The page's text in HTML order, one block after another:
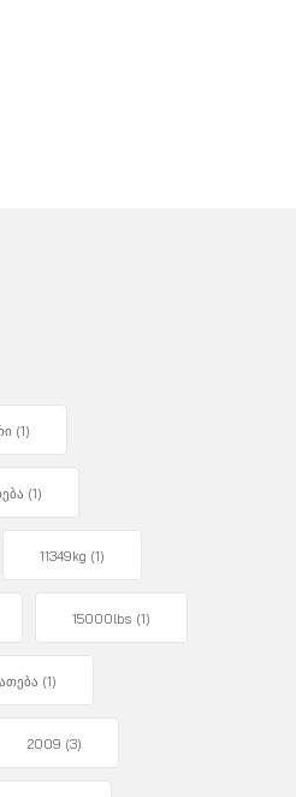
(1)
(1)
11349kg (1)
15000lbs (1)
(1)
2009 (3)